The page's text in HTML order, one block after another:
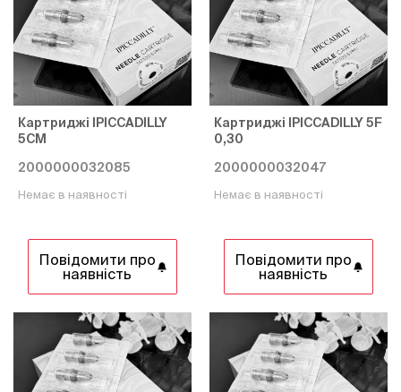
Картриджі IPICCADILLY
5CM
2000000032085
Немає в наявності
Повідомити про
наявність
Картриджі IPICCADILLY 5F
0,30
2000000032047
Немає в наявності
Повідомити про
наявність